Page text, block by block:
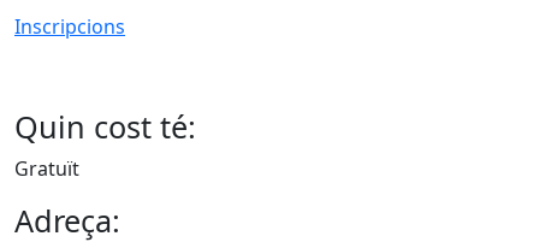
Inscripcions
Quin cost té:
Gratuït
Adreça: